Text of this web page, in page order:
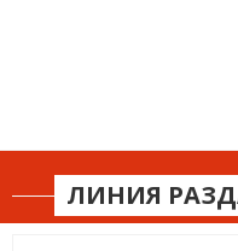
ЛИНИЯ